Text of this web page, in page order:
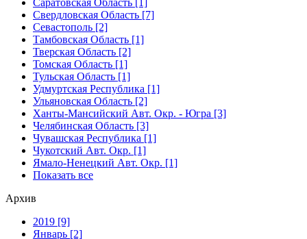
Саратовская Область [1]
Свердловская Область [7]
Севастополь [2]
Тамбовская Область [1]
Тверская Область [2]
Томская Область [1]
Тульская Область [1]
Удмуртская Республика [1]
Ульяновская Область [2]
Ханты-Мансийский Авт. Окр. - Югра [3]
Челябинская Область [3]
Чувашская Республика [1]
Чукотский Авт. Окр. [1]
Ямало-Ненецкий Авт. Окр. [1]
Показать все
Архив
2019 [9]
Январь [2]